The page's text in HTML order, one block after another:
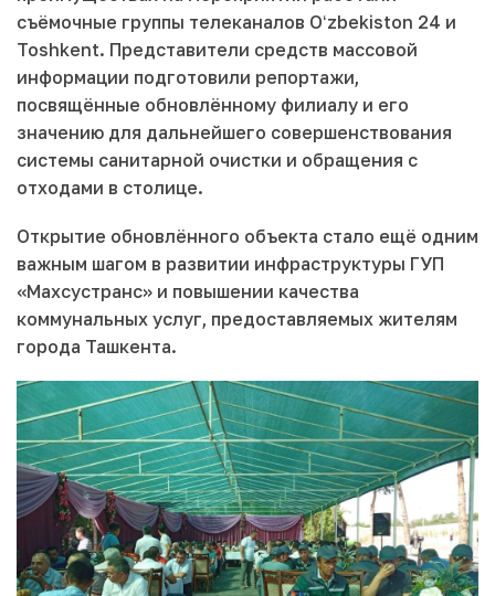
съёмочные группы телеканалов Oʻzbekiston 24 и
Toshkent. Представители средств массовой
информации подготовили репортажи,
посвящённые обновлённому филиалу и его
значению для дальнейшего совершенствования
системы санитарной очистки и обращения с
отходами в столице.
Открытие обновлённого объекта стало ещё одним
важным шагом в развитии инфраструктуры ГУП
«Махсустранс» и повышении качества
коммунальных услуг, предоставляемых жителям
города Ташкента.